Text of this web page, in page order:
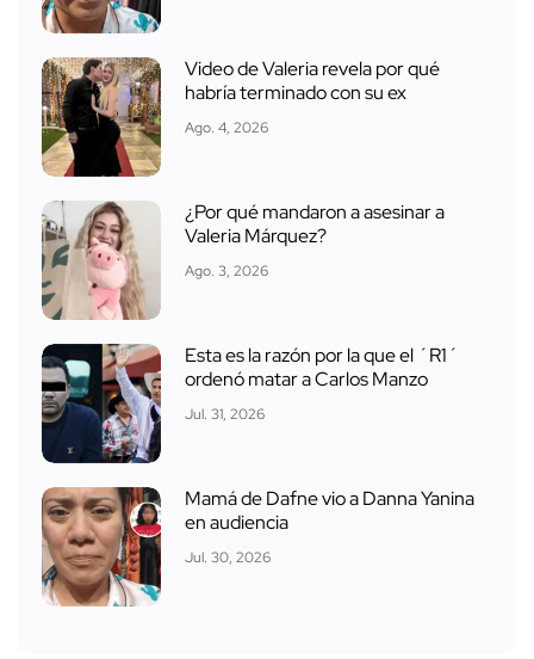
Video de Valeria revela por qué
habría terminado con su ex
Ago. 4, 2026
¿Por qué mandaron a asesinar a
Valeria Márquez?
Ago. 3, 2026
Esta es la razón por la que el ´R1´
ordenó matar a Carlos Manzo
Jul. 31, 2026
Mamá de Dafne vio a Danna Yanina
en audiencia
Jul. 30, 2026